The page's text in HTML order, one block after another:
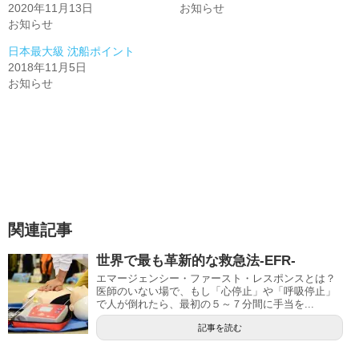
2020年11月13日
お知らせ
お知らせ
日本最大級 沈船ポイント
2018年11月5日
お知らせ
関連記事
世界で最も革新的な救急法-EFR-
エマージェンシー・ファースト・レスポンスとは？
医師のいない場で、もし「心停止」や「呼吸停止」
で人が倒れたら、最初の５～７分間に手当を...
記事を読む